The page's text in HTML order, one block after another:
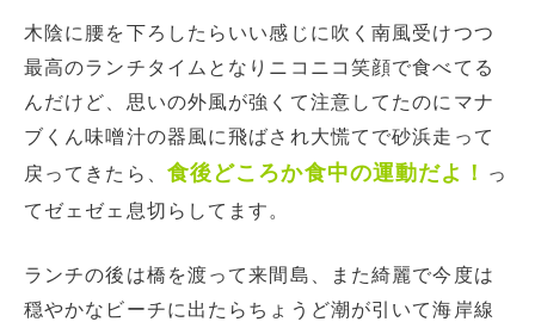
木陰に腰を下ろしたらいい感じに吹く南風受けつつ
最高のランチタイムとなりニコニコ笑顔で食べてる
んだけど、思いの外風が強くて注意してたのにマナ
ブくん味噌汁の器風に飛ばされ大慌てで砂浜走って
戻ってきたら、 食後どころか食中の運動だよ！
っ
てゼェゼェ息切らしてます。
ランチの後は橋を渡って来間島、また綺麗で今度は
穏やかなビーチに出たらちょうど潮が引いて海岸線